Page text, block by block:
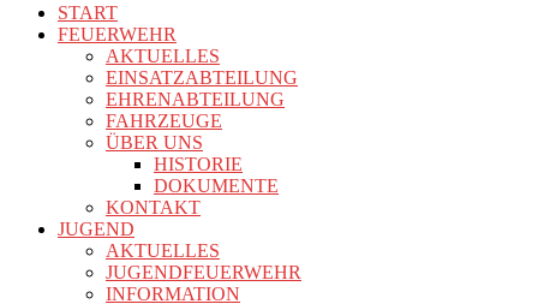
START
FEUERWEHR
AKTUELLES
EINSATZABTEILUNG
EHRENABTEILUNG
FAHRZEUGE
ÜBER UNS
HISTORIE
DOKUMENTE
KONTAKT
JUGEND
AKTUELLES
JUGENDFEUERWEHR
INFORMATION